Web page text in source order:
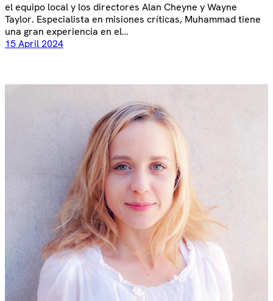
el equipo local y los directores Alan Cheyne y Wayne
Taylor. Especialista en misiones críticas, Muhammad tiene
una gran experiencia en el…
15 April 2024